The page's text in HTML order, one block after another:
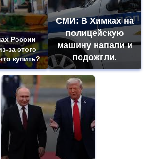
России
за этого
купить?
СМИ: В Химках на
полицейскую
машину напали и
подожгли.